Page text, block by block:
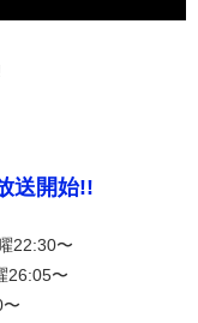
送開始!!
22:30〜
26:05〜